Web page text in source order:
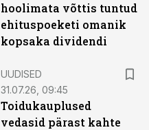
hoolimata võttis tuntud
ehituspoeketi omanik
kopsaka dividendi
UUDISED
31.07.26, 09:45
Toidukauplused
vedasid pärast kahte